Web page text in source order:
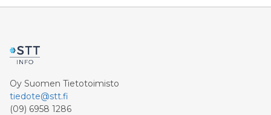
Oy Suomen Tietotoimisto
tiedote@stt.fi
(09) 6958 1286